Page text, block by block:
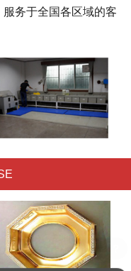
务于全国各区域的客